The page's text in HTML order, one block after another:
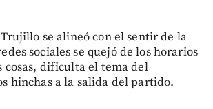
se alineó con el sentir de la
sociales se quejó de los horarios
cosas, dificulta el tema del
hinchas a la salida del partido.